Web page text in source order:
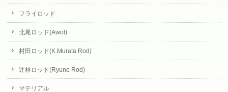
フライロッド
北尾ロッド(Awol)
村田ロッド(K.Murata Rod)
辻林ロッド(Ryuno Rod)
マテリアル